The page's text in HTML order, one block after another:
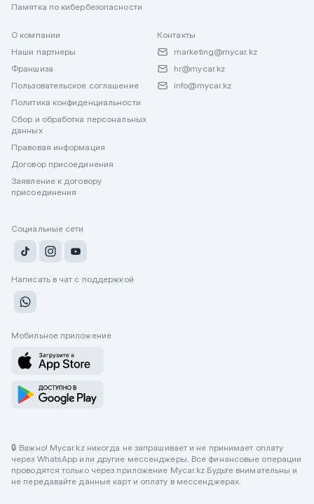
Памятка по кибербезопасности
О компании
Наши партнеры
Франшиза
Пользовательское соглашение
Политика конфиденциальности
Сбор и обработка персональных
данных
Правовая информация
Договор присоединения
Заявление к договору
присоединения
Контакты
marketing@mycar.kz
hr@mycar.kz
info@mycar.kz
Социальные сети
Написать в чат с поддержкой
Мобильное приложение
🔒 Важно! Mycar.kz никогда не запрашивает и не принимает оплату
через WhatsApp или другие мессенджеры. Все финансовые операции
проводятся только через приложение Mycar.kz Будьте внимательны и
не передавайте данные карт и оплату в мессенджерах.